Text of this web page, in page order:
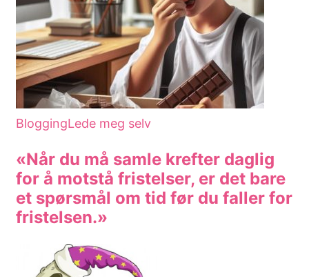
BloggingLede meg selv
«Når du må samle krefter daglig
for å motstå fristelser, er det bare
et spørsmål om tid før du faller for
fristelsen.»